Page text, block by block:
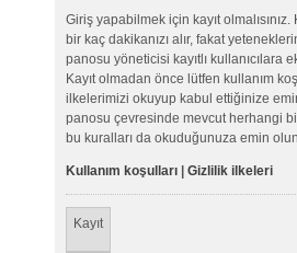
Giriş yapabilmek için kayıt
bir kaç dakikanızı alır, fakat
panosu yöneticisi kayıtlı kullanıcılara
Kayıt olmadan önce lütfen kullanım
ilkelerimizi okuyup kabul ettiğinize
panosu çevresinde mevcut herhangi
bu kuralları da okuduğunuza emin
Kullanım koşulları| Gizlilik ilkeleri
Kayıt